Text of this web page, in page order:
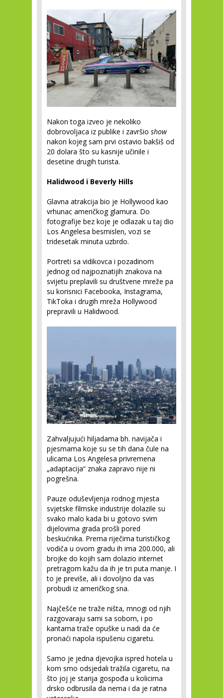
Nakon toga izveo je nekoliko
dobrovoljaca iz publike i završio show
nakon kojeg sam prvi ostavio bakšiš od
20 dolara što su kasnije učinile i
desetine drugih turista.
Halidwood i Beverly Hills
Glavna atrakcija bio je Hollywood kao
vrhunac američkog glamura. Do
fotografije bez koje je odlazak u taj dio
Los Angelesa besmislen, vozi se
tridesetak minuta uzbrdo.
Portreti sa vidikovca i pozadinom
jednog od najpoznatijih znakova na
svijetu preplavili su društvene mreže pa
su korisnici Facebooka, Instagrama,
TikToka i drugih mreža Hollywood
prepravili u Halidwood.
Zahvaljujući hiljadama bh. navijača i
pjesmama koje su se tih dana čule na
ulicama Los Angelesa privremena
„adaptacija“ znaka zapravo nije ni
pogrešna.
Pauze oduševljenja rodnog mjesta
svjetske filmske industrije dolazile su
svako malo kada bi u gotovo svim
dijelovima grada prošli pored
beskućnika. Prema riječima turističkog
vodiča u ovom gradu ih ima 200.000, ali
brojke do kojih sam dolazio internet
pretragom kažu da ih je tri puta manje. I
to je previše, ali i dovoljno da vas
probudi iz američkog sna.
Najčešće ne traže ništa, mnogi od njih
razgovaraju sami sa sobom, i po
kantama traže opuške u nadi da će
pronaći napola ispušenu cigaretu.
Samo je jedna djevojka ispred hotela u
kom smo odsjedali tražila cigaretu, na
što joj je starija gospođa u kolicima
drsko odbrusila da nema i da je ratna